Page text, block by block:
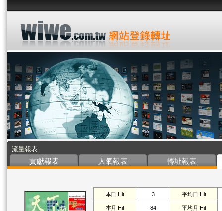
流量報表
貢獻報表 人氣報表 轉址報表
本日 Hit 3 平均日 Hit
本月 Hit 84 平均月 Hit